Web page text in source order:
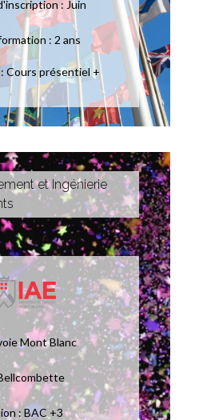
: Juin
: 2 ans
Cours présentiel +
et Ingénierie
Mont Blanc
: BAC +3